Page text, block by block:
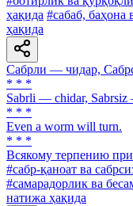
ҳақида #сабаб, баҳона
ҳақида
Сабрли — чидар,
* * *
Sabrli — chidar,
* * *
Even a worm will turn.
* * *
Всякому терпению
#сабр-қаноат ва
#самарадорлик ва
натижа ҳақида